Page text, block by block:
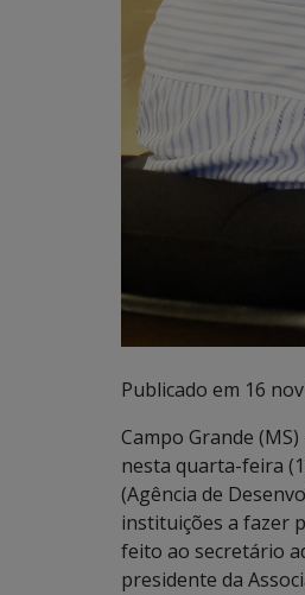
Publicado em 16
Campo Grande
nesta quarta-feira
(Agência de
instituições a fazer
feito ao secretário
presidente da